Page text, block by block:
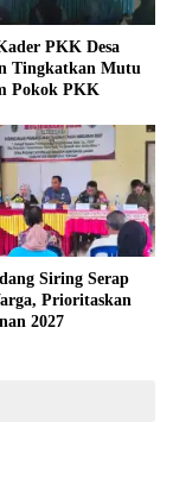
PKK Desa
Tingkatkan Mutu
Pokok PKK
Siring Serap
Prioritaskan
2027